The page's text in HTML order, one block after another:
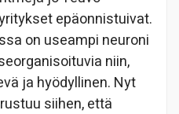
epäonnistuivat.
on useampi neuroni
niin,
ja hyödyllinen. Nyt
siihen, että